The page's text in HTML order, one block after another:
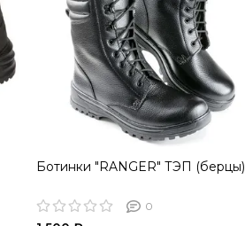
Ботинки "RANGER" ТЭП (берцы)
0